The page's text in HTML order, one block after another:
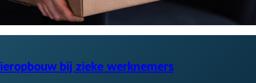
bij zieke werknemers